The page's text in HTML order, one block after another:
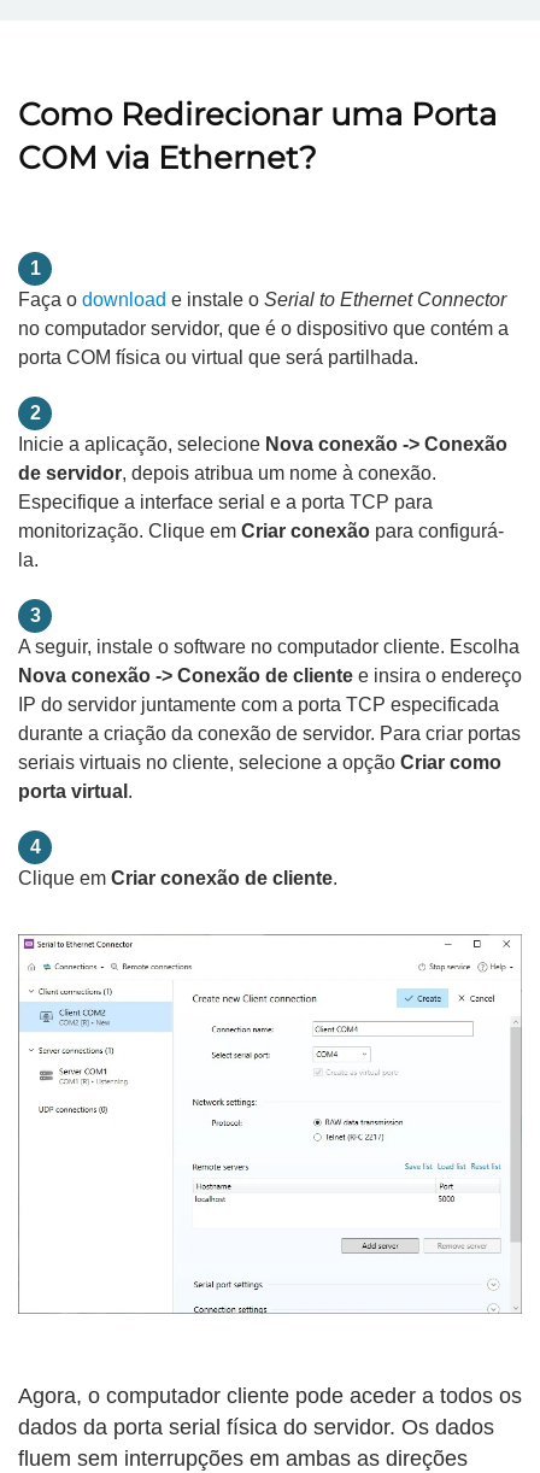
Como Redirecionar uma Porta
COM via Ethernet?
1
Faça o download e instale o Serial to Ethernet Connector
no computador servidor, que é o dispositivo que contém a
porta COM física ou virtual que será partilhada.
2
Inicie a aplicação, selecione Nova conexão -> Conexão
de servidor, depois atribua um nome à conexão.
Especifique a interface serial e a porta TCP para
monitorização. Clique em Criar conexão para configurá-
la.
3
A seguir, instale o software no computador cliente. Escolha
Nova conexão -> Conexão de cliente e insira o endereço
IP do servidor juntamente com a porta TCP especificada
durante a criação da conexão de servidor. Para criar portas
seriais virtuais no cliente, selecione a opção Criar como
porta virtual .
4
Clique em Criar conexão de cliente.
Agora, o computador cliente pode aceder a todos os
dados da porta serial física do servidor. Os dados
fluem sem interrupções em ambas as direções